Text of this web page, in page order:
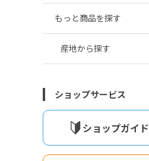
もっと商品を探す
産地から探す
ショップサービス
ショップガイド